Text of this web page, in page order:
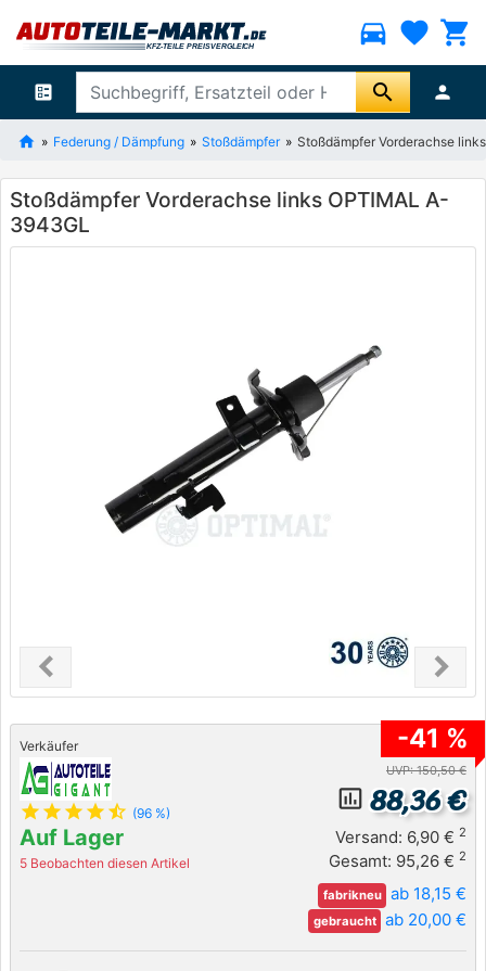
directions_car favorite shopping_cart
ballot search person
Federung / Dämpfung Stoßdämpfer Stoßdämpfer Vorderachse
Stoßdämpfer Vorderachse links OPTIMAL A-
3943GL
chevron_leftPrevious chevron_right
Next
Verkäufer
star star star star star_half (96 %)
Auf Lager
5 Beobachten diesen Artikel
-41 %
UVP: 150,50 €
insert_chart_outlined 88,36 €
Versand: 6,90 € 2
Gesamt: 95,26 € 2
fabrikneu ab 18,15 €
gebraucht ab 20,00 €